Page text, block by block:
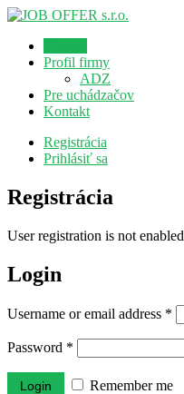
Profil firmy
ADZ
Pre uchádzačov
Kontakt
Registrácia
Prihlásiť sa
Registrácia
User registration is not enabled
Login
Username or email address *
Password *
Remember me